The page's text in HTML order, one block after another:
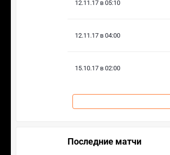
12.11.17 в 05:10
12.11.17 в 04:00
15.10.17 в 02:00
Последние матчи